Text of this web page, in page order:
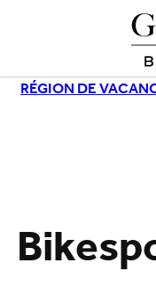
RÉGION DE